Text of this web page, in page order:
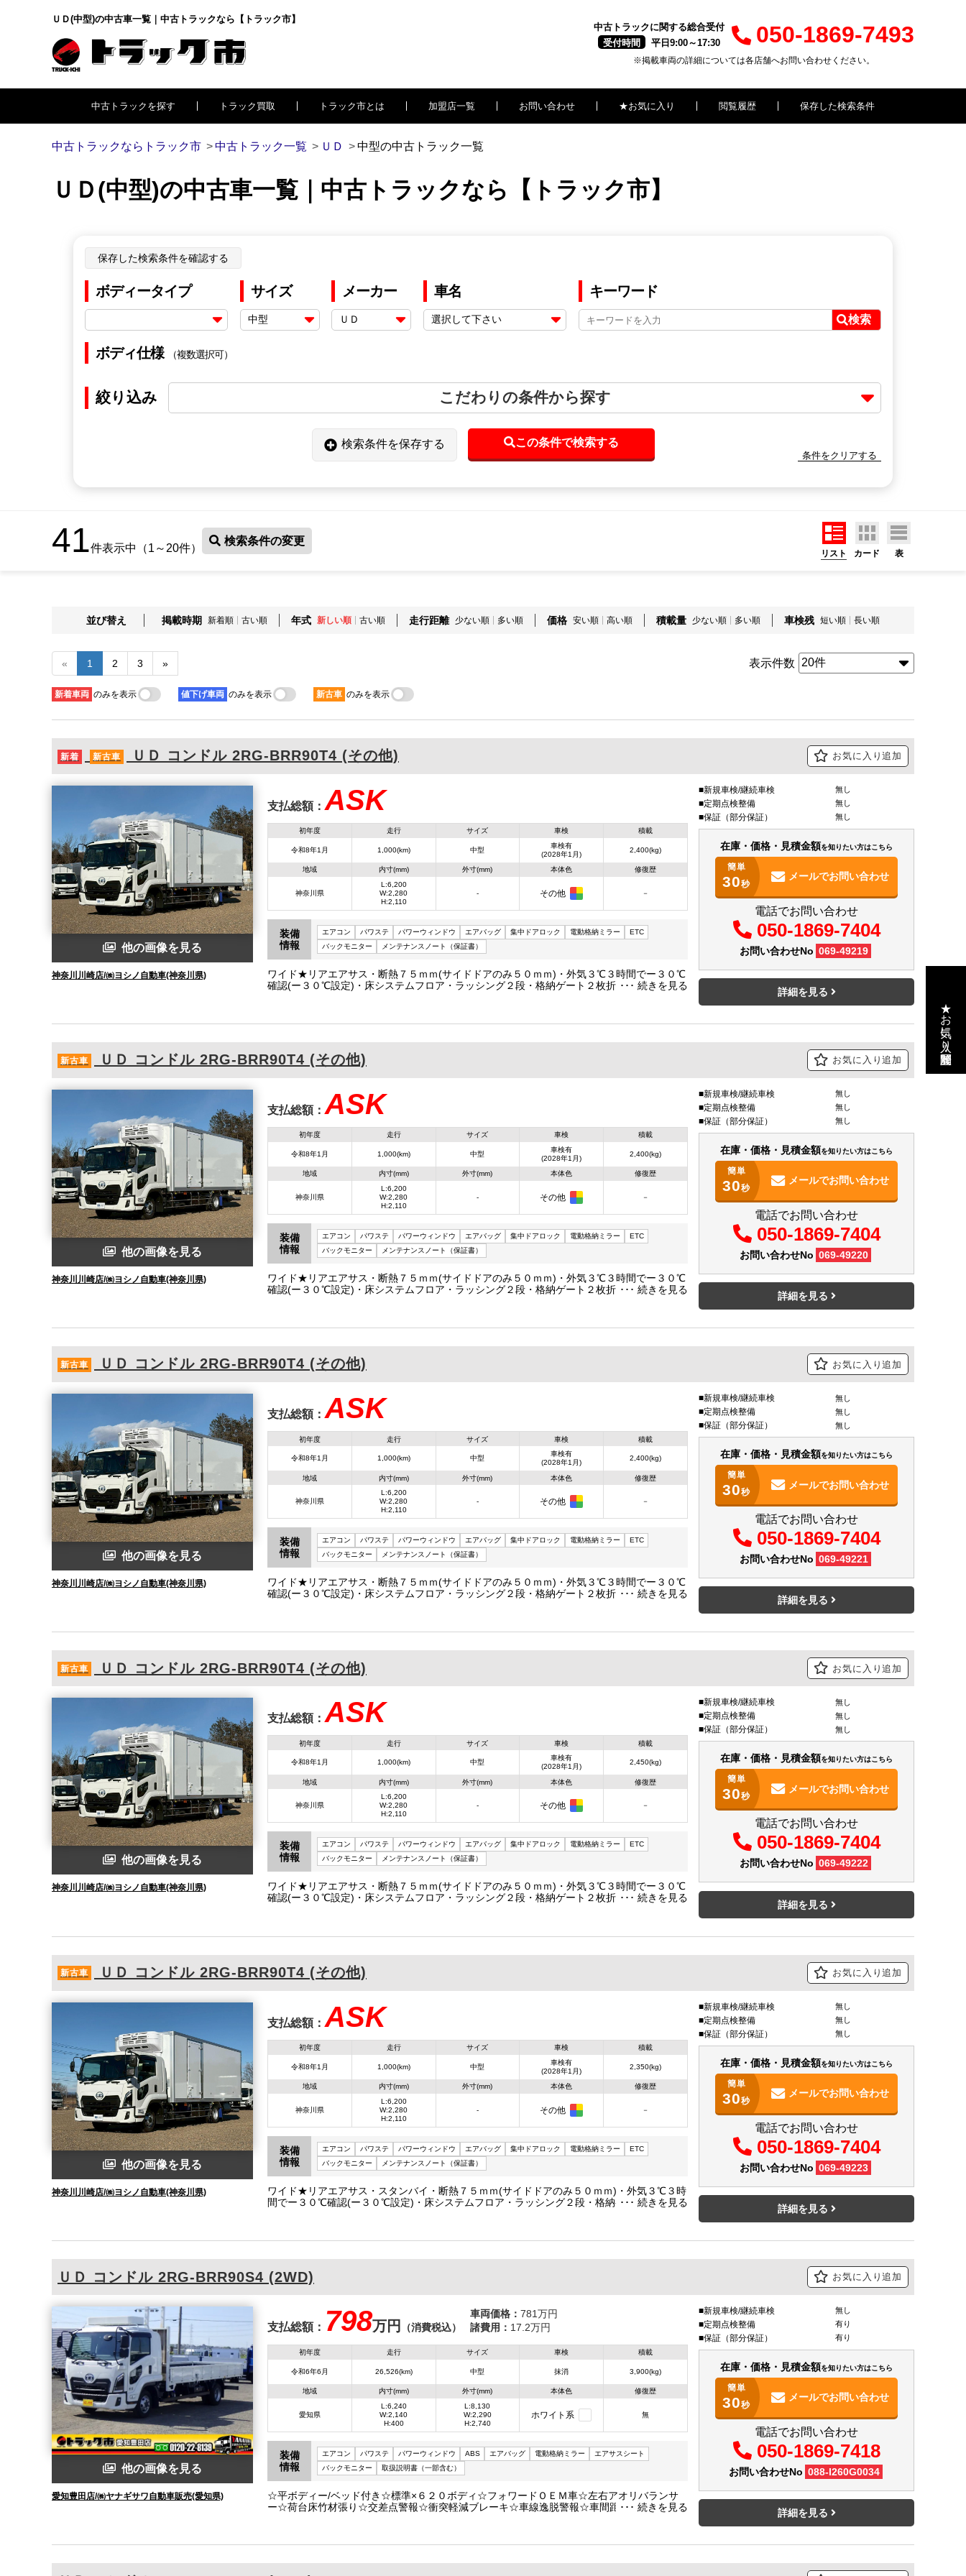
ＵＤ(中型)の中古車一覧｜中古トラックなら【トラック市】
中古トラックに関する総合受付
受付時間
平日9:00～17:30 050-1869-7493
※掲載車両の詳細については各店舗へお問い合わせください。
中古トラックを探す トラック買取 トラック市とは 加盟店一覧 お問い合わせ ★お気に入り 閲覧履歴 保存した検索条件
中古トラックならトラック市 中古トラック一覧 ＵＤ 中型の中古トラック一覧
ＵＤ(中型)の中古車一覧｜中古トラックなら【トラック市】
保存した検索条件を確認する
ボディータイプ サイズ メーカー 車名 キーワード
検索
ボディ仕様 （複数選択可）
絞り込み こだわりの条件から探す
検索条件を保存する この条件で検索する
条件をクリアする
41件表示中（1～20件）
検索条件の変更
リスト カード 表
並び替え 掲載時期 新着順 古い順 年式 新しい順 古い順 走行距離 少ない順 多い順 価格 安い順 高い順 積載量 少ない順 多い順 車検残 短い順 長い順
表示件数
« 1 2 3 »
新着車両 のみを表示 値下げ車両 のみを表示 新古車 のみを表示
新着 新古車 ＵＤ コンドル 2RG-BRR90T4 (その他) お気に入り追加
他の画像を見る
神奈川川崎店/㈱ヨシノ自動車(神奈川県)
支払総額： ASK
初年度
令和8年1月
走行
1,000(km)
サイズ
中型
車検
車検有
(2028年1月)
積載
2,400(kg)
地域
神奈川県
内寸(mm)
L:6,200
W:2,280
H:2,110
外寸(mm)
-
本体色
その他
修復歴
－
装備
情報
エアコン パワステ パワーウィンドウ エアバッグ 集中ドアロック 電動格納ミラー
ETC
バックモニター
メンテナンスノート（保証書）
ワイド★リアエアサス・断熱７５ｍｍ(サイドドアのみ５０ｍｍ)・外気３℃３時間でー３０℃
確認(ー３０℃設定)・床システムフロア・ラッシング２段・格納ゲート２枚折(極東Ｌ：１５
新規車検/継続車検 無し
定期点検整備 無し
保証（部分保証） 無し
在庫・価格・見積金額を知りたい方はこちら
簡単
30秒
メールでお問い合わせ
電話でお問い合わせ
050-1869-7404
お問い合わせNo 069-49219
詳細を見る
新古車 ＵＤ コンドル 2RG-BRR90T4 (その他) お気に入り追加
他の画像を見る
神奈川川崎店/㈱ヨシノ自動車(神奈川県)
支払総額： ASK
初年度
令和8年1月
走行
1,000(km)
サイズ
中型
車検
車検有
(2028年1月)
積載
2,400(kg)
地域
神奈川県
内寸(mm)
L:6,200
W:2,280
H:2,110
外寸(mm)
-
本体色
その他
修復歴
－
装備
情報
エアコン パワステ パワーウィンドウ エアバッグ 集中ドアロック 電動格納ミラー
ETC
バックモニター
メンテナンスノート（保証書）
ワイド★リアエアサス・断熱７５ｍｍ(サイドドアのみ５０ｍｍ)・外気３℃３時間でー３０℃
確認(ー３０℃設定)・床システムフロア・ラッシング２段・格納ゲート２枚折(極東Ｌ：１５
新規車検/継続車検 無し
定期点検整備 無し
保証（部分保証） 無し
在庫・価格・見積金額を知りたい方はこちら
簡単
30秒
メールでお問い合わせ
電話でお問い合わせ
050-1869-7404
お問い合わせNo 069-49220
詳細を見る
新古車 ＵＤ コンドル 2RG-BRR90T4 (その他) お気に入り追加
他の画像を見る
神奈川川崎店/㈱ヨシノ自動車(神奈川県)
支払総額： ASK
初年度
令和8年1月
走行
1,000(km)
サイズ
中型
車検
車検有
(2028年1月)
積載
2,400(kg)
地域
神奈川県
内寸(mm)
L:6,200
W:2,280
H:2,110
外寸(mm)
-
本体色
その他
修復歴
－
装備
情報
エアコン パワステ パワーウィンドウ エアバッグ 集中ドアロック 電動格納ミラー
ETC
バックモニター
メンテナンスノート（保証書）
ワイド★リアエアサス・断熱７５ｍｍ(サイドドアのみ５０ｍｍ)・外気３℃３時間でー３０℃
確認(ー３０℃設定)・床システムフロア・ラッシング２段・格納ゲート２枚折(極東Ｌ：１５
新規車検/継続車検 無し
定期点検整備 無し
保証（部分保証） 無し
在庫・価格・見積金額を知りたい方はこちら
簡単
30秒
メールでお問い合わせ
電話でお問い合わせ
050-1869-7404
お問い合わせNo 069-49221
詳細を見る
新古車 ＵＤ コンドル 2RG-BRR90T4 (その他) お気に入り追加
他の画像を見る
神奈川川崎店/㈱ヨシノ自動車(神奈川県)
支払総額： ASK
初年度
令和8年1月
走行
1,000(km)
サイズ
中型
車検
車検有
(2028年1月)
積載
2,450(kg)
地域
神奈川県
内寸(mm)
L:6,200
W:2,280
H:2,110
外寸(mm)
-
本体色
その他
修復歴
－
装備
情報
エアコン パワステ パワーウィンドウ エアバッグ 集中ドアロック 電動格納ミラー
ETC
バックモニター
メンテナンスノート（保証書）
ワイド★リアエアサス・断熱７５ｍｍ(サイドドアのみ５０ｍｍ)・外気３℃３時間でー３０℃
確認(ー３０℃設定)・床システムフロア・ラッシング２段・格納ゲート２枚折(極東Ｌ：１５
新規車検/継続車検 無し
定期点検整備 無し
保証（部分保証） 無し
在庫・価格・見積金額を知りたい方はこちら
簡単
30秒
メールでお問い合わせ
電話でお問い合わせ
050-1869-7404
お問い合わせNo 069-49222
詳細を見る
新古車 ＵＤ コンドル 2RG-BRR90T4 (その他) お気に入り追加
他の画像を見る
神奈川川崎店/㈱ヨシノ自動車(神奈川県)
支払総額： ASK
初年度
令和8年1月
走行
1,000(km)
サイズ
中型
車検
車検有
(2028年1月)
積載
2,350(kg)
地域
神奈川県
内寸(mm)
L:6,200
W:2,280
H:2,110
外寸(mm)
-
本体色
その他
修復歴
－
装備
情報
エアコン パワステ パワーウィンドウ エアバッグ 集中ドアロック 電動格納ミラー
ETC
バックモニター
メンテナンスノート（保証書）
ワイド★リアエアサス・スタンバイ・断熱７５ｍｍ(サイドドアのみ５０ｍｍ)・外気３℃３時
間でー３０℃確認(ー３０℃設定)・床システムフロア・ラッシング２段・格納ゲート２枚折
新規車検/継続車検 無し
定期点検整備 無し
保証（部分保証） 無し
在庫・価格・見積金額を知りたい方はこちら
簡単
30秒
メールでお問い合わせ
電話でお問い合わせ
050-1869-7404
お問い合わせNo 069-49223
詳細を見る
ＵＤ コンドル 2RG-BRR90S4 (2WD) お気に入り追加
他の画像を見る
愛知豊田店/㈱ヤナギサワ自動車販売(愛知県)
支払総額： 798万円 （消費税込）
車両価格： 781万円
諸費用： 17.2万円
初年度
令和6年6月
走行
26,526(km)
サイズ
中型
車検
抹消
積載
3,900(kg)
地域
愛知県
内寸(mm)
L:6,240
W:2,140
H:400
外寸(mm)
L:8,130
W:2,290
H:2,740
本体色
ホワイト系
修復歴
無
装備
情報
エアコン パワステ パワーウィンドウ ABS エアバッグ 電動格納ミラー
エアサスシート
バックモニター
取扱説明書（一部含む）
☆平ボディー/ベッド付き☆標準×６２０ボディ☆フォワードＯＥＭ車☆左右アオリバランサ
ー☆荷台床竹材張り☆交差点警報☆衝突軽減ブレーキ☆車線逸脱警報☆車間距離警報☆横滑
新規車検/継続車検 無し
定期点検整備 有り
保証（部分保証） 有り
在庫・価格・見積金額を知りたい方はこちら
簡単
30秒
メールでお問い合わせ
電話でお問い合わせ
050-1869-7418
お問い合わせNo 088-I260G0034
詳細を見る
★お気に入り・閲覧履歴